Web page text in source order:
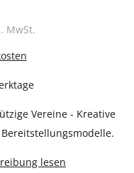
MwSt.
Vereine - Kreative
lesen